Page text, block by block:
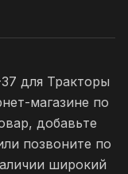
для Тракторы
магазине по
добавьте
позвоните по
широкий